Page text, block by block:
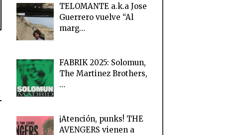
TELOMANTE a.k.a Jose
Guerrero vuelve “Al
marg…
FABRIK 2025: Solomun,
The Martinez Brothers,
…
¡Atención, punks! THE
AVENGERS vienen a